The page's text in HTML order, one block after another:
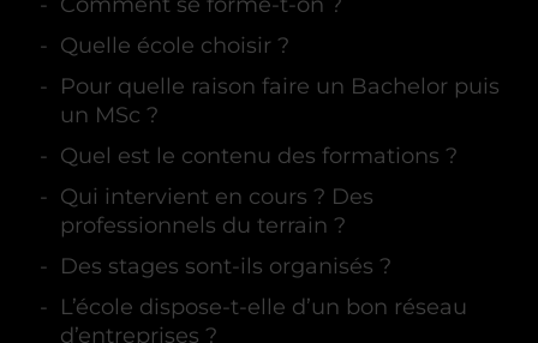
Quelle école choisir ?
Pour quelle raison faire un Bachelor puis
un MSc ?
Quel est le contenu des formations ?
Qui intervient en cours ? Des
professionnels du terrain ?
Des stages sont-ils organisés ?
L’école dispose-t-elle d’un bon réseau
d’entreprises ?